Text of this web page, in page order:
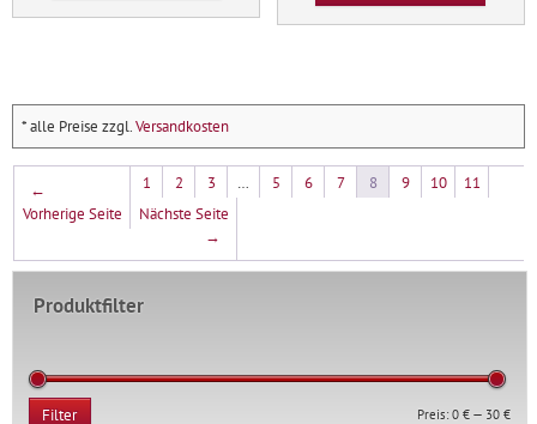
* alle Preise zzgl.Versandkosten
←
Vorherige Seite
1 2 3 … 5 6 7 8 9 10
11
Nächste Seite
→
Produktfilter
Min.
Max.
Filter Preis:0 € — 30 €